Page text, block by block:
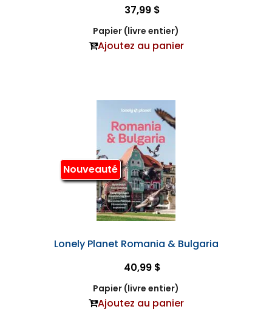
37,99 $
Papier (livre entier)
Ajoutez au panier
Nouveauté
Lonely Planet Romania & Bulgaria
40,99 $
Papier (livre entier)
Ajoutez au panier